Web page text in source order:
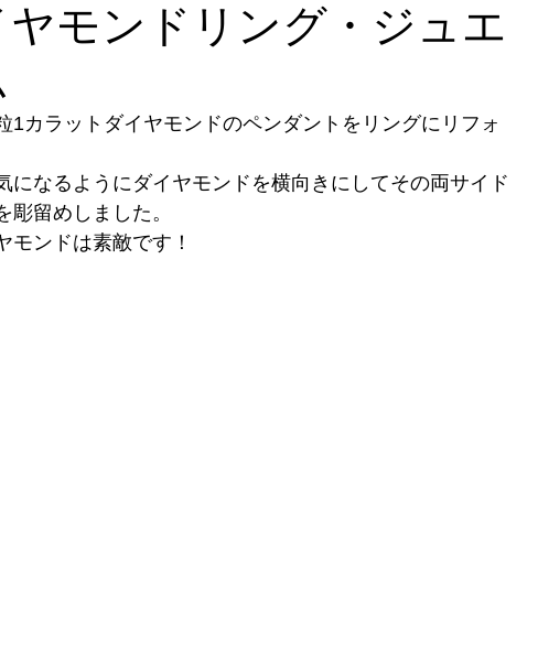
モンドリング・ジュエ
1カラットダイヤモンドのペンダントをリングにリフォ
になるようにダイヤモンドを横向きにしてその両サイド
留めしました。
ンドは素敵です！